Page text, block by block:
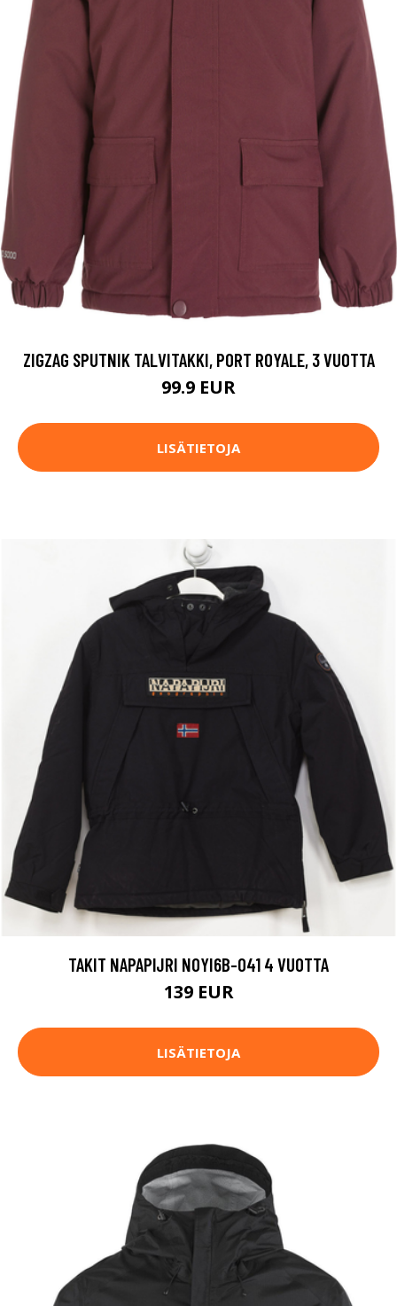
ZIGZAG SPUTNIK TALVITAKKI, PORT ROYALE, 3 VUOTTA
99.9 EUR
LISÄTIETOJA
TAKIT NAPAPIJRI N0YI6B-041 4 VUOTTA
139 EUR
LISÄTIETOJA